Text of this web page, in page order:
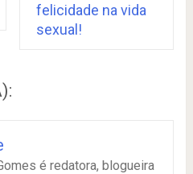
felicidade na vida
sexual!
é redatora, blogueira